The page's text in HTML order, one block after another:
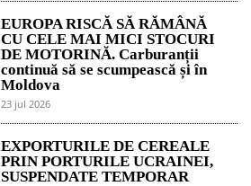
EUROPA RISCĂ SĂ RĂMÂNĂ
CU CELE MAI MICI STOCURI
DE MOTORINĂ. Carburanții
continuă să se scumpească și în
Moldova
23 jul 2026
EXPORTURILE DE CEREALE
PRIN PORTURILE UCRAINEI,
SUSPENDATE TEMPORAR